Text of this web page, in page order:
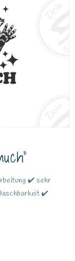
✔️ sehr
✔️